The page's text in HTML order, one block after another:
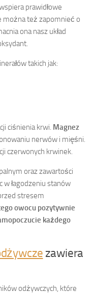
prawidłowe
można też zapomnieć o
ona nasz układ
takich jak:
ciśnienia krwi. Magnez
nerwów i mięśni.
czerwonych krwinek.
oraz zawartości
w łagodzeniu stanów
stresem
owocu pozytywnie
każdego
zawiera
odżywczych, które